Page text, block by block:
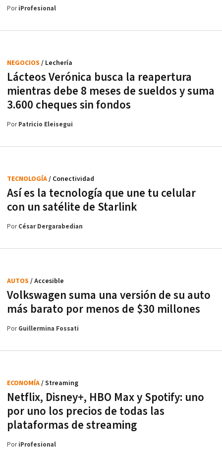
PoriProfesional
Lácteos Verónica busca la reapertura
mientras debe 8 meses de sueldos y suma
3.600 cheques sin fondos
NEGOCIOS / Lechería
PorPatricio Eleisegui
Así es la tecnología que une tu celular
con un satélite de Starlink
TECNOLOGÍA/ Conectividad
PorCésar Dergarabedian
Volkswagen suma una versión de su auto
más barato por menos de $30 millones
AUTOS / Accesible
PorGuillermina Fossati
Netflix, Disney+, HBO Max y Spotify: uno
por uno los precios de todas las
plataformas de streaming
ECONOMÍA/ Streaming
PoriProfesional